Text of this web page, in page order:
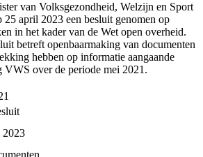
van Volksgezondheid, Welzijn en Sport
25 april 2023 een besluit genomen op
in het kader van de Wet open overheid.
betreft openbaarmaking van documenten
hebben op informatie aangaande
VWS over de periode mei 2021.
2023